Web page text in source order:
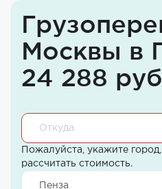
Москвы в
24 288
Пожалуйста, укажите
рассчитать стоимость.